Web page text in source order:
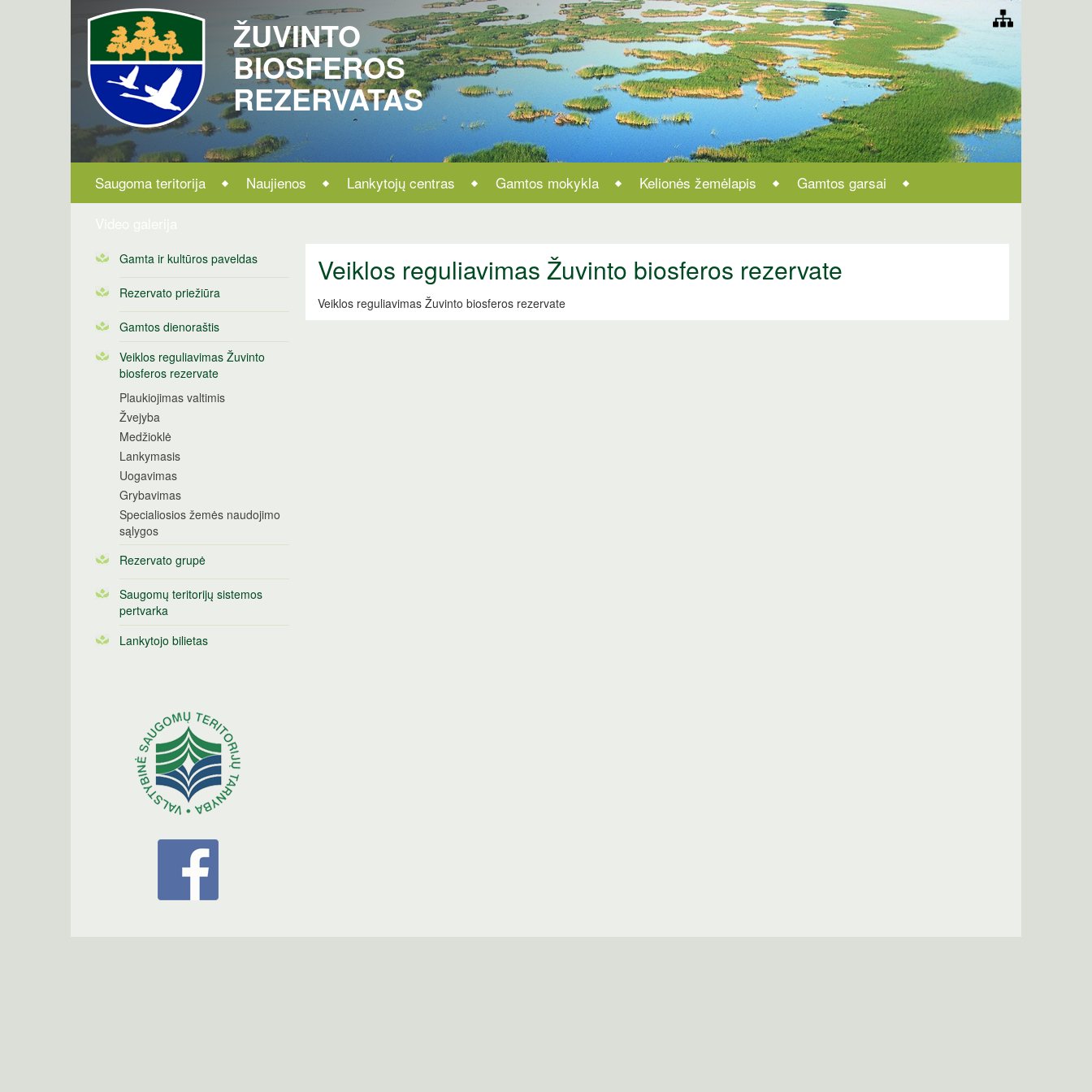
ŽUVINTO
BIOSFEROS
REZERVATAS
Saugoma teritorija Naujienos Lankytojų centras Gamtos mokykla Kelionės žemėlapis
Gamtos garsai
Gamta ir kultūros paveldas
Rezervato priežiūra
Gamtos dienoraštis
Veiklos reguliavimas Žuvinto
biosferos rezervate
Plaukiojimas valtimis
Žvejyba
Medžioklė
Lankymasis
Uogavimas
Grybavimas
Specialiosios žemės naudojimo
sąlygos
Rezervato grupė
Saugomų teritorijų sistemos
pertvarka
Lankytojo bilietas
Veiklos reguliavimas Žuvinto biosferos rezervate
Veiklos reguliavimas Žuvinto biosferos rezervate